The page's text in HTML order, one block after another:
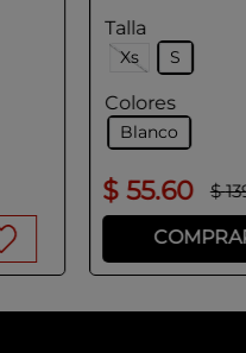
Talla
Xs S
Colores
Blanco
$ 55.60 $